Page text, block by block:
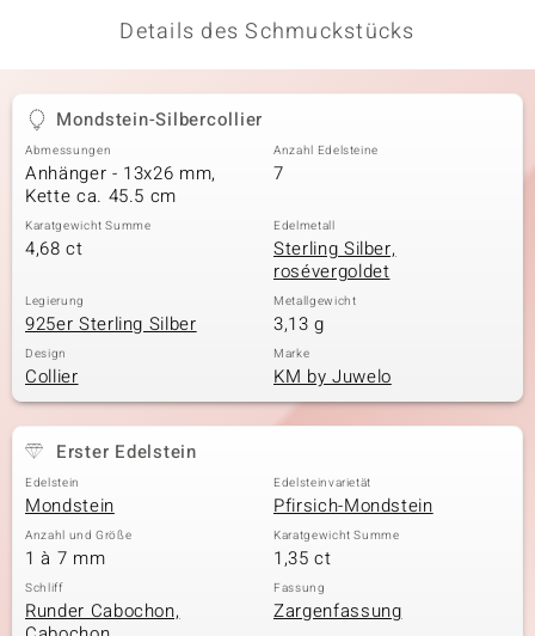
Classics
Details des Schmuckstücks
Mondstein-Silbercollier
Abmessungen
Anhänger - 13x26 mm,
Kette ca. 45.5 cm
Anzahl Edelsteine
7
Karatgewicht Summe
4,68 ct
Edelmetall
Sterling Silber,
rosévergoldet
Legierung
925er Sterling Silber
Metallgewicht
3,13 g
Design
Collier
Marke
KM by Juwelo
Erster Edelstein
Edelstein
Mondstein
Edelsteinvarietät
Pfirsich-Mondstein
Anzahl und Größe
1 à 7 mm
Karatgewicht Summe
1,35 ct
Schliff
Runder Cabochon,
Fassung
Zargenfassung